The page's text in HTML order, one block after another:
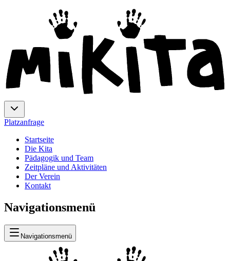
Platzanfrage
Startseite
Die Kita
Pädagogik und Team
Zeitpläne und Aktivitäten
Der Verein
Kontakt
Navigationsmenü
Navigationsmenü